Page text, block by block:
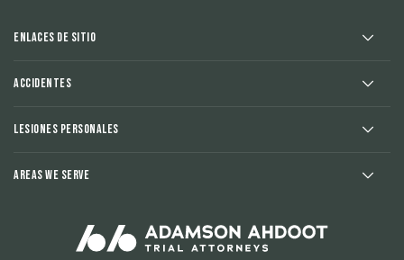
Enlaces de sitio
Accidentes
Lesiones Personales
Areas We Serve